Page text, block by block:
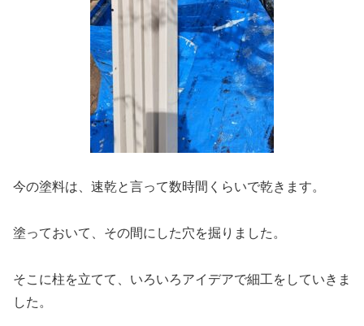
今の塗料は、速乾と言って数時間くらいで乾きます。
塗っておいて、その間にした穴を掘りました。
そこに柱を立てて、いろいろアイデアで細工をしていきま
した。